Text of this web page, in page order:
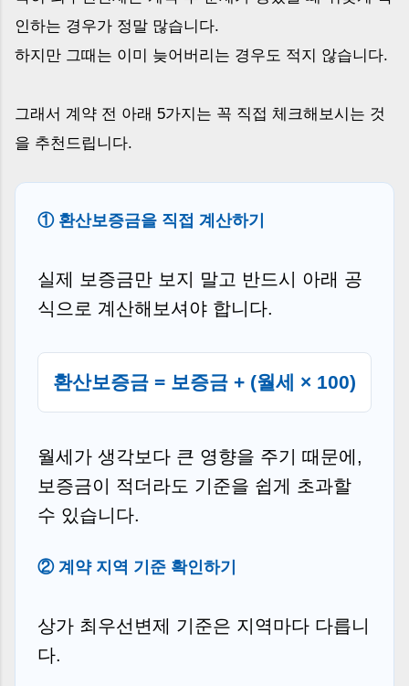
인하는 경우가 정말 많습니다.
하지만 그때는 이미 늦어버리는 경우도 적지 않습니다.
그래서 계약 전 아래 5가지는 꼭 직접 체크해보시는 것
을 추천드립니다.
① 환산보증금을 직접 계산하기
실제 보증금만 보지 말고 반드시 아래 공
식으로 계산해보셔야 합니다.
환산보증금 = 보증금 + (월세 × 100)
월세가 생각보다 큰 영향을 주기 때문에,
보증금이 적더라도 기준을 쉽게 초과할
수 있습니다.
② 계약 지역 기준 확인하기
상가 최우선변제 기준은 지역마다 다릅니
다.